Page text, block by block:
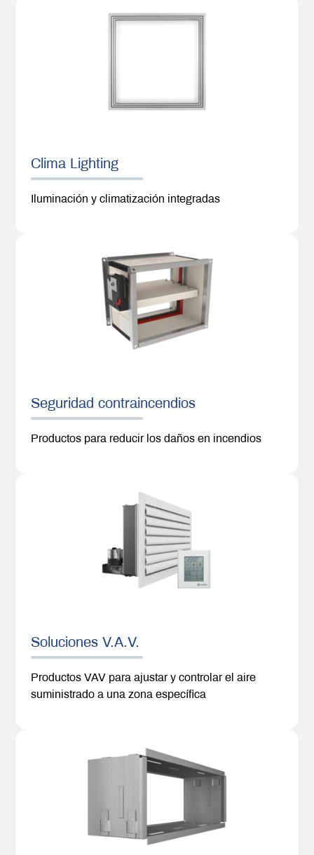
Clima Lighting
Iluminación y climatización integradas
Seguridad contraincendios
Productos para reducir los daños en incendios
Soluciones V.A.V.
Productos VAV para ajustar y controlar el aire
suministrado a una zona específica